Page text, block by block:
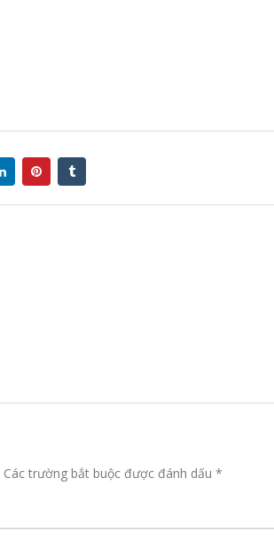
Các trường bắt buộc được đánh dấu *